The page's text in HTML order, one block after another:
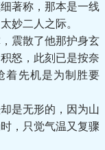
著称，那本是一线
妙二人之际。
震散了他那护身玄
怒，此刻已是按奈
着先机是为制胜要
是无形的，因为山
，只觉气温又复骤